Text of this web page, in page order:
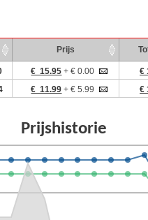
Prijs
€ 15.95 + € 0.00
€
€ 11.99 + € 5.99 €